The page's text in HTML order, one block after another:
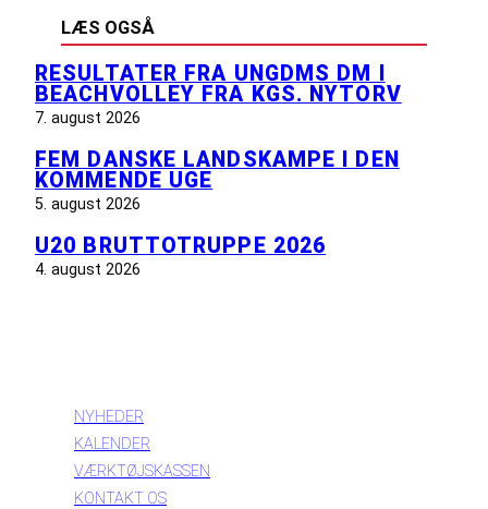
LÆS OGSÅ
RESULTATER FRA UNGDMS DM I
BEACHVOLLEY FRA KGS. NYTORV
7. august 2026
FEM DANSKE LANDSKAMPE I DEN
KOMMENDE UGE
5. august 2026
U20 BRUTTOTRUPPE 2026
4. august 2026
NYHEDER
KALENDER
VÆRKTØJSKASSEN
KONTAKT OS